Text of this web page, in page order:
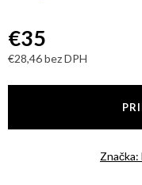
€35
€28,46 bez DPH
Značka: